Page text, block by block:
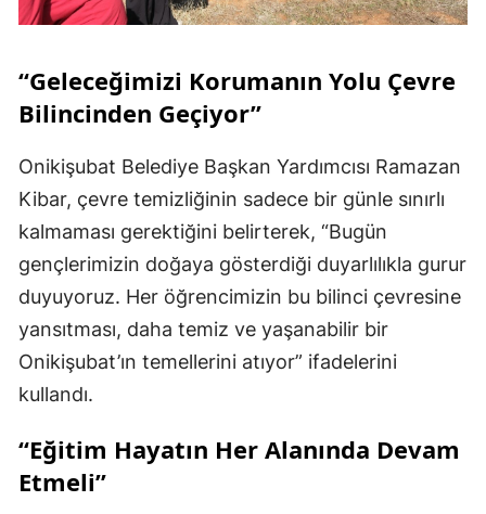
“Geleceğimizi Korumanın Yolu Çevre
Bilincinden Geçiyor”
Onikişubat Belediye Başkan Yardımcısı Ramazan
Kibar, çevre temizliğinin sadece bir günle sınırlı
kalmaması gerektiğini belirterek, “Bugün
gençlerimizin doğaya gösterdiği duyarlılıkla gurur
duyuyoruz. Her öğrencimizin bu bilinci çevresine
yansıtması, daha temiz ve yaşanabilir bir
Onikişubat’ın temellerini atıyor” ifadelerini
kullandı.
“Eğitim Hayatın Her Alanında Devam
Etmeli”